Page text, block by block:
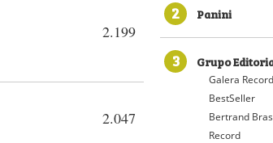
2.199
2.047
2 Panini
3 Grupo
Galera Record
BestSeller
Bertrand
Record